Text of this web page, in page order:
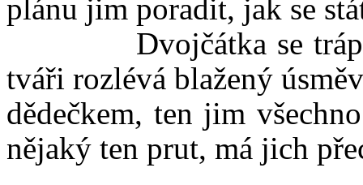
plánu jim poradit, jak se
Dvojčátka se trápí,
tváři rozlévá blažený
dědečkem, ten jim
nějaký ten prut, má jich